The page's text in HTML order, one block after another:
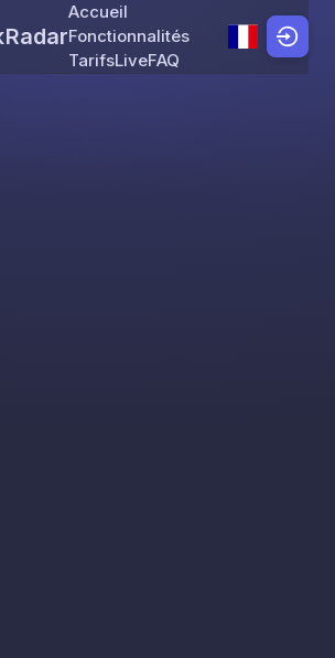
Skip to content
Accueil
Fonctionnalités
TarifsLiveFAQ